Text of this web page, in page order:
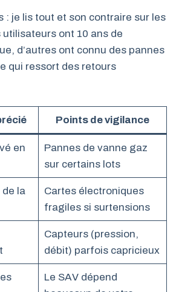
: je lis tout et son contraire sur les
ont 10 ans de
d’autres ont connu des pannes
qui ressort des retours
Points de vigilance
en
Pannes de vanne gaz
sur certains lots
la
Cartes électroniques
fragiles si surtensions
Capteurs (pression,
débit) parfois capricieux
Le SAV dépend